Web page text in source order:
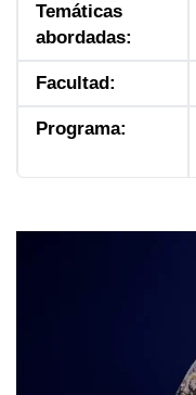
Temáticas
abordadas:
Facultad:
Programa: